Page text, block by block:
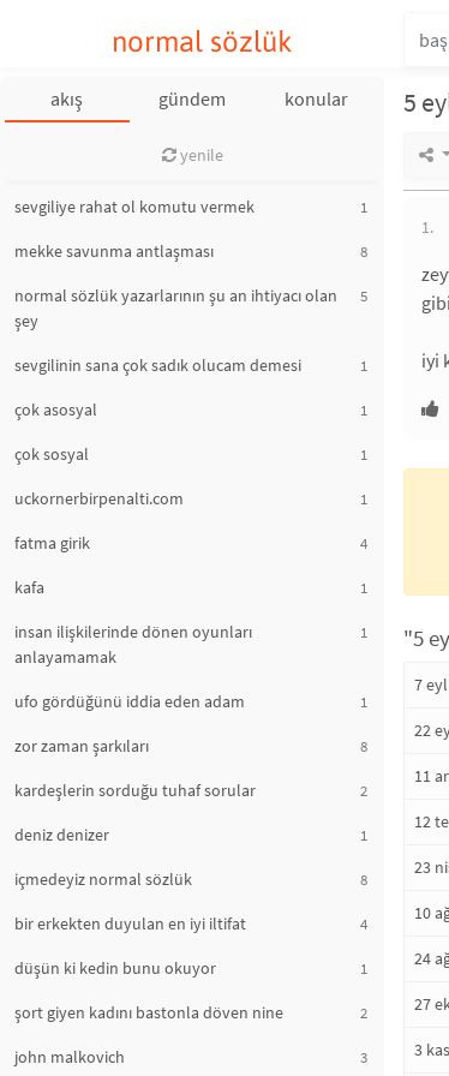
normal sözlük
akış gündem konular
yenile
sevgiliye rahat ol komutu vermek 1
mekke savunma antlaşması 8
normal sözlük yazarlarının şu an ihtiyacı olan
şey
5
sevgilinin sana çok sadık olucam demesi 1
çok asosyal 1
çok sosyal 1
uckornerbirpenalti.com 1
fatma girik 4
kafa 1
insan ilişkilerinde dönen oyunları
anlayamamak
1
ufo gördüğünü iddia eden adam 1
zor zaman şarkıları 8
kardeşlerin sorduğu tuhaf sorular 2
deniz denizer 1
içmedeyiz normal sözlük 8
bir erkekten duyulan en iyi iltifat 4
düşün ki kedin bunu okuyor 1
şort giyen kadını bastonla döven nine 2
john malkovich 3
5
1.
iyi
"5
7
22
11
12
23
10
24
27
3